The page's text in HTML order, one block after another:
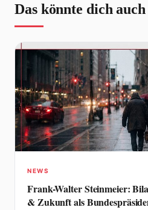
Das könnte dich
NEWS
Frank-Walter Steinmeier:
& Zukunft als